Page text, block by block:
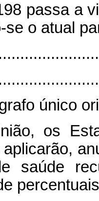
passa a
se o atual
único
os
saúde